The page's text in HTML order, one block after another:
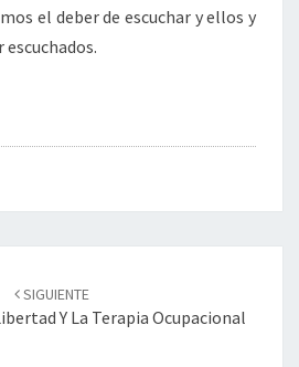
el deber de escuchar y ellos y
SIGUIENTE
Y La Terapia Ocupacional